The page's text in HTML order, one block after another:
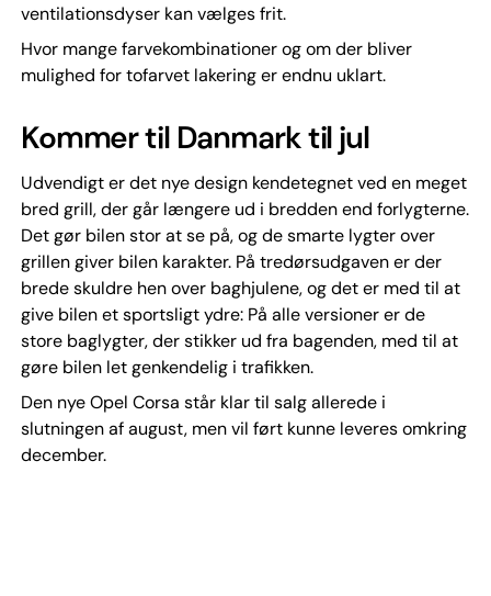
ventilationsdyser kan vælges frit.
Hvor mange farvekombinationer og om der bliver
mulighed for tofarvet lakering er endnu uklart.
Kommer til Danmark til jul
Udvendigt er det nye design kendetegnet ved en meget
bred grill, der går længere ud i bredden end forlygterne.
Det gør bilen stor at se på, og de smarte lygter over
grillen giver bilen karakter. På tredørsudgaven er der
brede skuldre hen over baghjulene, og det er med til at
give bilen et sportsligt ydre: På alle versioner er de
store baglygter, der stikker ud fra bagenden, med til at
gøre bilen let genkendelig i trafikken.
Den nye Opel Corsa står klar til salg allerede i
slutningen af august, men vil ført kunne leveres omkring
december.